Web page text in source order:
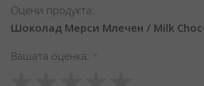
Оцени продукта:
Шоколад Мерси Млечен / Milk
Вашата оценка